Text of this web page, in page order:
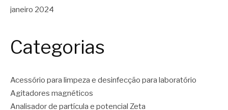
janeiro 2024
Categorias
Acessório para limpeza e desinfecção para laboratório
Agitadores magnéticos
Analisador de partícula e potencial Zeta